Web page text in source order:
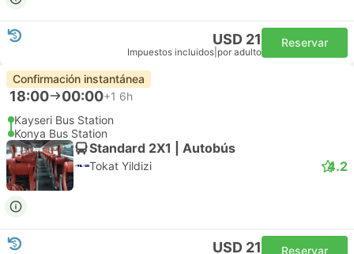
USD 21
Impuestos incluidos por adulto
Reservar
Confirmación instantánea
18:00 00:00+1 6h
Kayseri Bus Station
Konya Bus Station
Standard 2X1 | Autobús
Tokat Yildizi 4.2
USD 21 Reservar